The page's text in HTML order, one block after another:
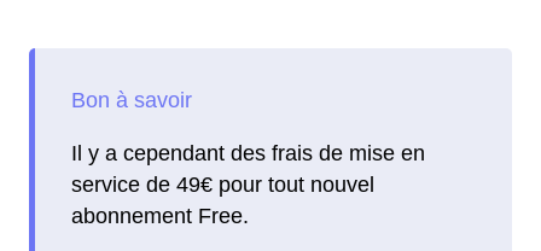
Il y a cependant des frais de mise en
service de 49€ pour tout nouvel
abonnement Free.